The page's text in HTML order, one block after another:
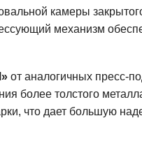
камеры
механизм
от аналогичных пресс-
более толстого
что дает большую